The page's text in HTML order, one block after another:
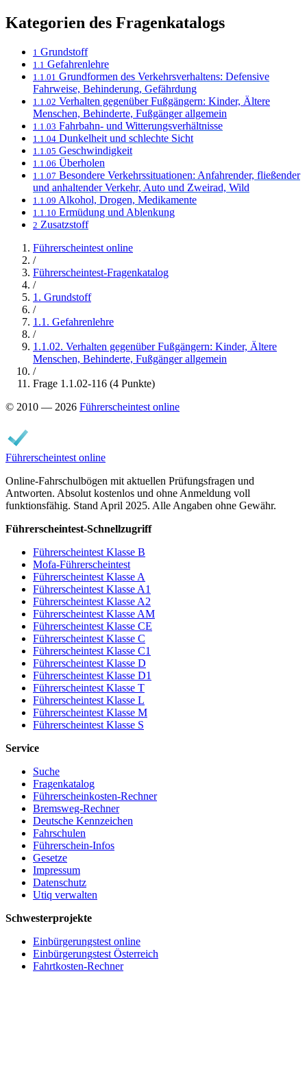
Kategorien des Fragenkatalogs
1 Grundstoff
1.1 Gefahrenlehre
1.1.01 Grundformen des Verkehrsverhaltens: Defensive
Fahrweise, Behinderung, Gefährdung
1.1.02 Verhalten gegenüber Fußgängern: Kinder, Ältere
Menschen, Behinderte, Fußgänger allgemein
1.1.03 Fahrbahn- und Witterungsverhältnisse
1.1.04 Dunkelheit und schlechte Sicht
1.1.05 Geschwindigkeit
1.1.06 Überholen
1.1.07 Besondere Verkehrssituationen: Anfahrender, fließender
und anhaltender Verkehr, Auto und Zweirad, Wild
1.1.09 Alkohol, Drogen, Medikamente
1.1.10 Ermüdung und Ablenkung
2 Zusatzstoff
Führerscheintest online
/
Führerscheintest-Fragenkatalog
/
1. Grundstoff
/
1.1. Gefahrenlehre
/
1.1.02. Verhalten gegenüber Fußgängern: Kinder, Ältere
Menschen, Behinderte, Fußgänger allgemein
/
Frage 1.1.02-116 (4 Punkte)
© 2010 — 2026 Führerscheintest online
Führerscheintest online
Online-Fahrschulbögen mit aktuellen Prüfungsfragen und
Antworten. Absolut kostenlos und ohne Anmeldung voll
funktionsfähig. Stand April 2025. Alle Angaben ohne Gewähr.
Führerscheintest-Schnellzugriff
Führerscheintest Klasse B
Mofa-Führerscheintest
Führerscheintest Klasse A
Führerscheintest Klasse A1
Führerscheintest Klasse A2
Führerscheintest Klasse AM
Führerscheintest Klasse CE
Führerscheintest Klasse C
Führerscheintest Klasse C1
Führerscheintest Klasse D
Führerscheintest Klasse D1
Führerscheintest Klasse T
Führerscheintest Klasse L
Führerscheintest Klasse M
Führerscheintest Klasse S
Service
Suche
Fragenkatalog
Führerscheinkosten-Rechner
Bremsweg-Rechner
Deutsche Kennzeichen
Fahrschulen
Führerschein-Infos
Gesetze
Impressum
Datenschutz
Utiq verwalten
Schwesterprojekte
Einbürgerungstest online
Einbürgerungstest Österreich
Fahrtkosten-Rechner